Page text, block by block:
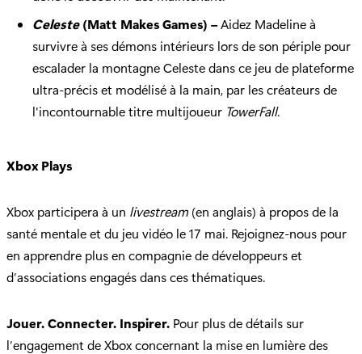
Celeste(Matt Makes Games) –Aidez Madeline à
survivre à ses démons intérieurs lors de son périple pour
escalader la montagne Celeste dans ce jeu de plateforme
ultra-précis et modélisé à la main, par les créateurs de
l'incontournable titre multijoueur TowerFall.
Xbox Plays
Xbox participera à un livestream (en anglais) à propos de la
santé mentale et du jeu vidéo le 17 mai. Rejoignez-nous pour
en apprendre plus en compagnie de développeurs et
d’associations engagés dans ces thématiques.
Jouer. Connecter. Inspirer. Pour plus de détails sur
l’engagement de Xbox concernant la mise en lumière des